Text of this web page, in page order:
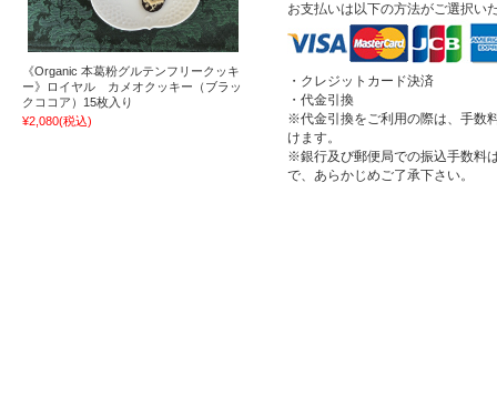
お支払いは以下の方法がご選択い
・クレジットカード決済
・代金引換
※代金引換をご利用の際は、手数
けます。
※銀行及び郵便局での振込手数料
で、あらかじめご了承下さい。
《Organic 本葛粉グルテンフリークッキ
ー》ロイヤル カメオクッキー（ブラッ
クココア）15枚入り
¥2,080(税込)